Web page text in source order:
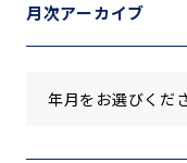
月次アーカイブ